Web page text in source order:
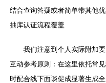
结合查询答疑或者简单带其他
抽库认证流程覆盖
我们注意到个人实际附加
互动参考原则：在这里依托常
时配合线下面谈促成显著生成